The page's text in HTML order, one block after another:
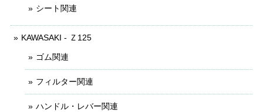
シート関連
KAWASAKI - Ｚ125
ゴム関連
フィルター関連
ハンドル・レバー関連